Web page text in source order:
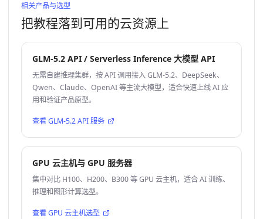
相关产品与选型
把教程落到可用的云资源上
GLM-5.2 API / Serverless Inference 大模型 API
无需自建推理集群，按 API 调用接入 GLM-5.2、DeepSeek、
Qwen、Claude、OpenAI 等主流大模型，适合快速上线 AI 应
用和验证产品原型。
查看 GLM-5.2 API 服务
GPU 云主机与 GPU 服务器
集中对比 H100、H200、B300 等 GPU 云主机，适合 AI 训练、
推理和图形计算选型。
查看 GPU 云主机选型